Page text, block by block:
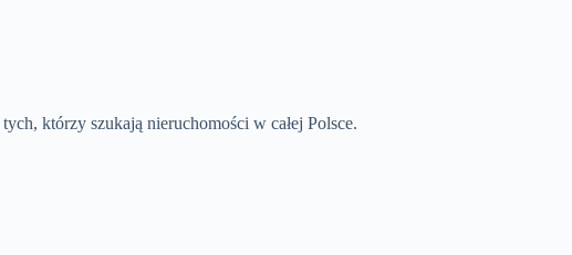
którzy szukają nieruchomości w całej Polsce.